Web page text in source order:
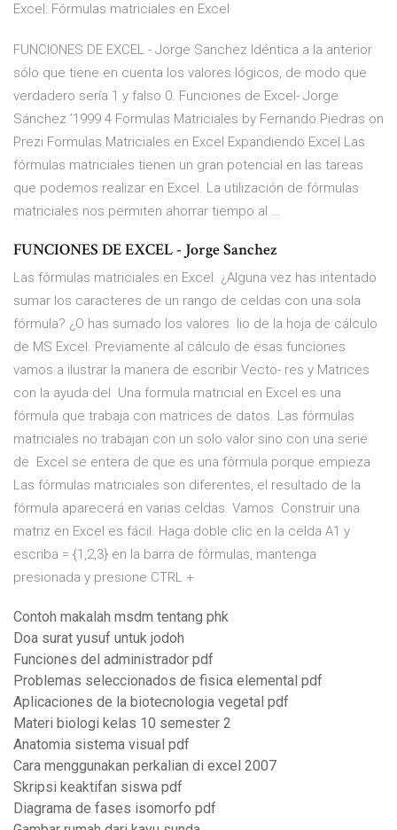
Excel: Fórmulas matriciales en Excel
FUNCIONES DE EXCEL - Jorge Sanchez Idéntica a la anterior
sólo que tiene en cuenta los valores lógicos, de modo que
verdadero sería 1 y falso 0. Funciones de Excel- Jorge
Sánchez ’1999 4 Formulas Matriciales by Fernando Piedras on
Prezi Formulas Matriciales en Excel Expandiendo Excel Las
fórmulas matriciales tienen un gran potencial en las tareas
que podemos realizar en Excel. La utilización de fórmulas
matriciales nos permiten ahorrar tiempo al …
FUNCIONES DE EXCEL - Jorge Sanchez
Las fórmulas matriciales en Excel. ¿Alguna vez has intentado
sumar los caracteres de un rango de celdas con una sola
fórmula? ¿O has sumado los valores lio de la hoja de cálculo
de MS Excel. Previamente al cálculo de esas funciones
vamos a ilustrar la manera de escribir Vecto- res y Matrices
con la ayuda del Una formula matricial en Excel es una
fórmula que trabaja con matrices de datos. Las fórmulas
matriciales no trabajan con un solo valor sino con una serie
de Excel se entera de que es una fórmula porque empieza
Las fórmulas matriciales son diferentes, el resultado de la
fórmula aparecerá en varias celdas. Vamos Construir una
matriz en Excel es fácil. Haga doble clic en la celda A1 y
escriba = {1,2,3} en la barra de fórmulas, mantenga
presionada y presione CTRL +
Contoh makalah msdm tentang phk
Doa surat yusuf untuk jodoh
Funciones del administrador pdf
Problemas seleccionados de fisica elemental pdf
Aplicaciones de la biotecnologia vegetal pdf
Materi biologi kelas 10 semester 2
Anatomia sistema visual pdf
Cara menggunakan perkalian di excel 2007
Skripsi keaktifan siswa pdf
Diagrama de fases isomorfo pdf